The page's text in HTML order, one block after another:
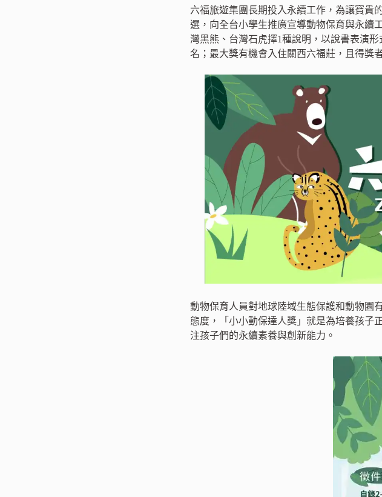
六福旅遊集團長期投入永續工作，為讓寶貴
選，向全台小學生推廣宣導動物保育與永續
灣黑熊、台灣石虎擇1種說明，以說書表演
名；最大獎有機會入住關西六福莊，且得獎
動物保育人員對地球陸域生態保護和動物園
態度，「小小動保達人獎」就是為培養孩子
注孩子們的永續素養與創新能力。